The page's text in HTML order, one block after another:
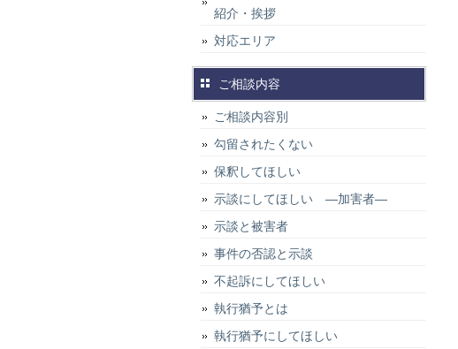
紹介・挨拶
対応エリア
ご相談内容
ご相談内容別
勾留されたくない
保釈してほしい
示談にしてほしい ―加害者―
示談と被害者
事件の否認と示談
不起訴にしてほしい
執行猶予とは
執行猶予にしてほしい